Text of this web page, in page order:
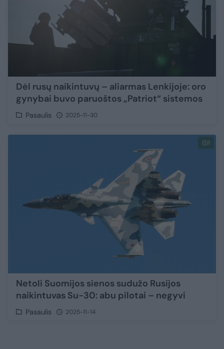
Dėl rusų naikintuvų – aliarmas Lenkijoje: oro
gynybai buvo paruoštos „Patriot“ sistemos
Pasaulis 2025-11-30
1
Netoli Suomijos sienos sudužo Rusijos
naikintuvas Su-30: abu pilotai – negyvi
Pasaulis 2025-11-14